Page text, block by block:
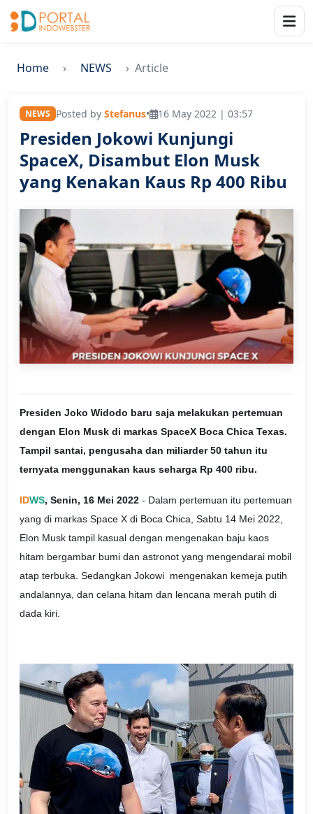
Home NEWS Article
NEWS Posted by Stefanus• 16 May 2022 | 03:57
Presiden Jokowi Kunjungi
SpaceX, Disambut Elon Musk
yang Kenakan Kaus Rp 400 Ribu
Presiden Joko Widodo baru saja melakukan pertemuan
dengan Elon Musk di markas SpaceX Boca Chica Texas.
Tampil santai, pengusaha dan miliarder 50 tahun itu
ternyata menggunakan kaus seharga Rp 400 ribu.
IDWS, Senin, 16 Mei 2022 - Dalam pertemuan itu pertemuan
yang di markas Space X di Boca Chica, Sabtu 14 Mei 2022,
Elon Musk tampil kasual dengan mengenakan baju kaos
hitam bergambar bumi dan astronot yang mengendarai mobil
atap terbuka. Sedangkan Jokowi mengenakan kemeja putih
andalannya, dan celana hitam dan lencana merah putih di
dada kiri.